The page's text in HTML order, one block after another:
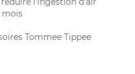
mois
Tommee Tippee